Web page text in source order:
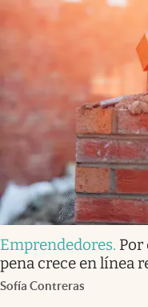
Emprendedores. Por
pena crece en línea
Sofía Contreras